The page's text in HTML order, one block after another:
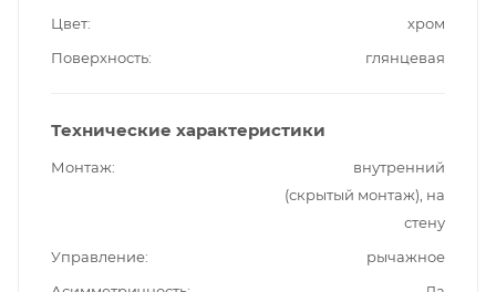
Цвет
хром
Поверхность
глянцевая
Технические характеристики
Монтаж
внутренний
(скрытый монтаж), на
стену
Управление
рычажное